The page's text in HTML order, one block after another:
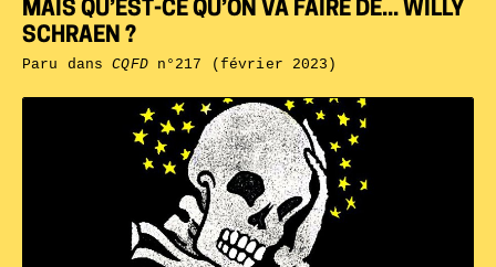
MAIS QU’EST-CE QU’ON VA FAIRE DE... WILLY
SCHRAEN ?
Paru dansCQFDn°217 (février 2023)